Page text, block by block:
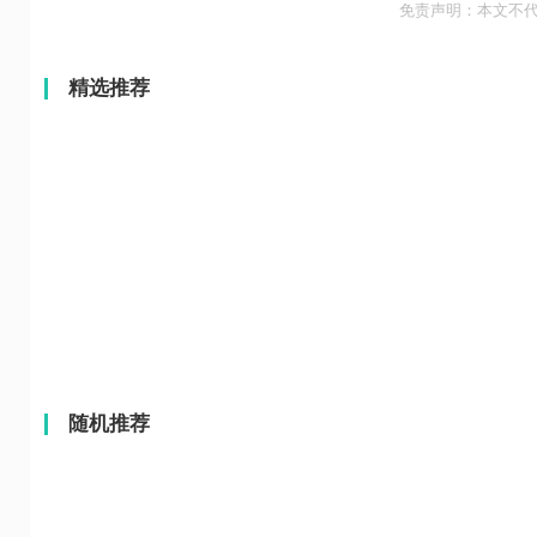
免责声明：本文不
精选推荐
随机推荐